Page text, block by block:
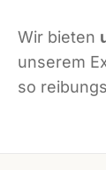
Wir bieten
unserem
so